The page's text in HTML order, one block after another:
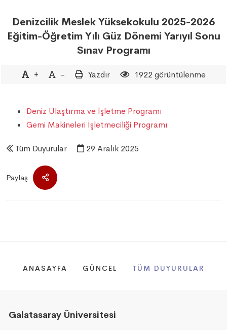
Denizcilik Meslek Yüksekokulu 2025-2026
Eğitim-Öğretim Yılı Güz Dönemi Yarıyıl Sonu
Sınav Programı
+ - Yazdır 1922 görüntülenme
Deniz Ulaştırma ve İşletme Programı
Gemi Makineleri İşletmeciliği Programı
Tüm Duyurular 29 Aralık 2025
Paylaş
ANASAYFA GÜNCEL TÜM DUYURULAR
Galatasaray Üniversitesi